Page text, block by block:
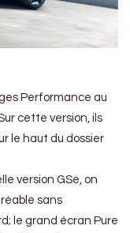
Performance au
cette version, ils
le haut du dossier
version GSe, on
sans
le grand écran Pure